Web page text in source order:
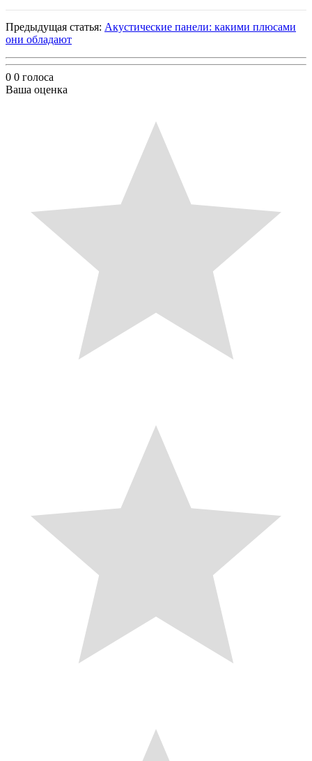
Предыдущая статья: Акустические панели: какими плюсами
они обладают
0 0 голоса
Ваша оценка